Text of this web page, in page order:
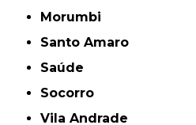
Morumbi
Santo Amaro
Saúde
Socorro
Vila Andrade